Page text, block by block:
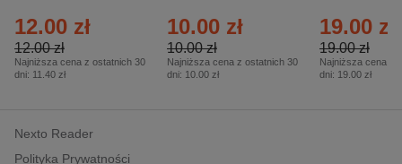
12.00 zł
12.00 zł
Najniższa cena z ostatnich 30
dni: 11.40 zł
10.00 zł
10.00 zł
Najniższa cena z ostatnich 30
dni: 10.00 zł
– 2/2026
19.00 zł
19.00 zł
Najniższa cena z
dni: 19.00 zł
Nexto Reader
Polityka Prywatności